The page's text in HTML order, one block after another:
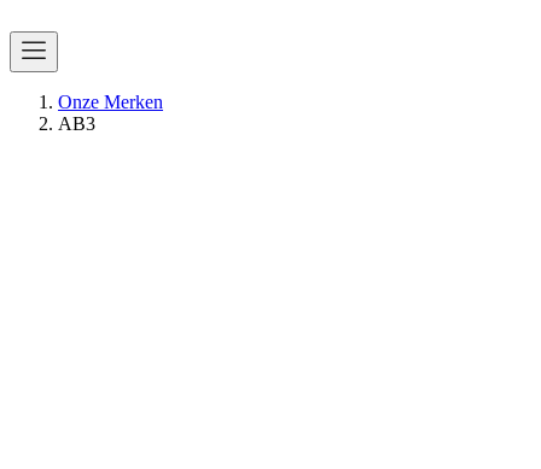
Onze Merken
AB3